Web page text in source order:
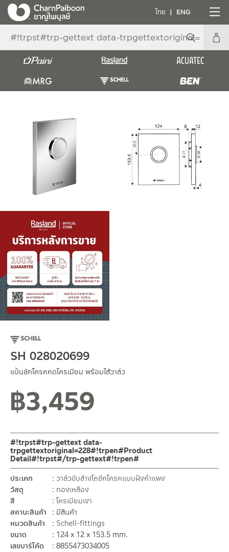
ไทย ENG
SH 028020699
แป้นชักโครกกดโครเมียม พร้อมไส้วาล์ว
฿3,459
#!trpst#trp-gettext data-
trpgettextoriginal=228#!trpen#Product
Detail#!trpst#/trp-gettext#!trpen#
ประเภท
วาล์วขับล้างโถชักโครกแบบฝังกำแพง
วัสดุ
ทองเหลือง
สี
โครเมียมเงา
สถานะสินค้า
มีสินค้า
หมวดสินค้า
Schell-fittings
ขนาด
124 x 12 x 153.5 mm.
เลขบาร์โค้ด
8855473034005